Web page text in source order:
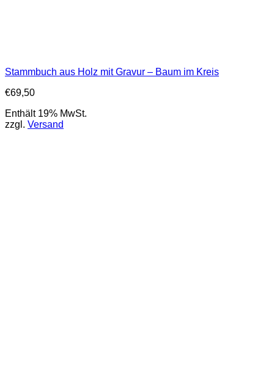
Stammbuch aus Holz mit Gravur – Baum im Kreis
€69,50
Enthält 19% MwSt.
zzgl. Versand